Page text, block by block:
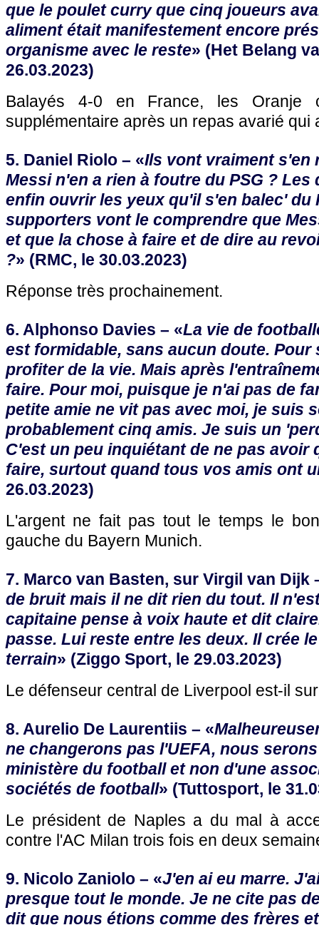
que le poulet curry que cinq joueurs
aliment était manifestement encore
organisme avec le reste» (Het Belang
26.03.2023)
Balayés 4-0 en France, les Oranje
supplémentaire après un repas avarié qui
5. Daniel Riolo – «Ils vont vraiment s'en
Messi n'en a rien à foutre du PSG ?
enfin ouvrir les yeux qu'il s'en balec' du
supporters vont le comprendre que
et que la chose à faire et de dire au
?» (RMC, le 30.03.2023)
Réponse très prochainement.
6. Alphonso Davies – «La vie de
est formidable, sans aucun doute. Pour
profiter de la vie. Mais après
faire. Pour moi, puisque je n'ai pas de
petite amie ne vit pas avec moi, je suis
probablement cinq amis. Je suis un
C'est un peu inquiétant de ne pas avoir
faire, surtout quand tous vos amis ont
26.03.2023)
L'argent ne fait pas tout le temps le
gauche du Bayern Munich.
7. Marco van Basten, sur Virgil van Dijk
de bruit mais il ne dit rien du tout. Il
capitaine pense à voix haute et dit
passe. Lui reste entre les deux. Il crée
terrain» (Ziggo Sport, le 29.03.2023)
Le défenseur central de Liverpool est-il
8. Aurelio De Laurentiis – «
ne changerons pas l'UEFA, nous
ministère du football et non d'une
sociétés de football» (Tuttosport, le
Le président de Naples a du mal à
contre l'AC Milan trois fois en deux
9. Nicolo Zaniolo – «J'en ai eu marre.
presque tout le monde. Je ne cite pas
dit que nous étions comme des frères